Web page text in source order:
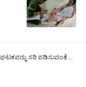
ಕಾರ್ನಾಟಕ ರಾಜ್ಯ ರೈತ ಸಂಘದ ವತಿಯಿಂದ ಪ್ರತಿಭಟನೆ ನೆಡೆಸಿದ್ರು